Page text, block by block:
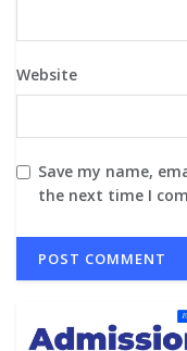
Website
Save my name,
the next time I